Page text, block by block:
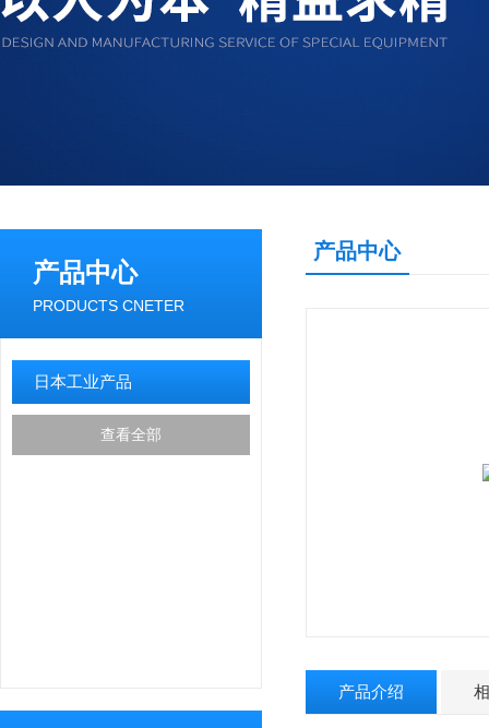
产品中心
PRODUCTS CNETER
日本工业产品
查看全部
产品中心
产品介绍